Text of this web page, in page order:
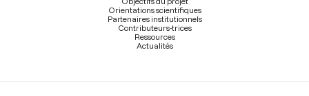
Orientations scientifiques
Partenaires institutionnels
Contributeurs-trices
Ressources
Actualités